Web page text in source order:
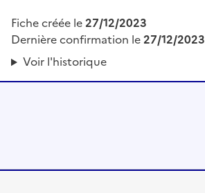
Fiche créée le27/12/2023
Dernière confirmation le27/12/2023
Voir l'historique